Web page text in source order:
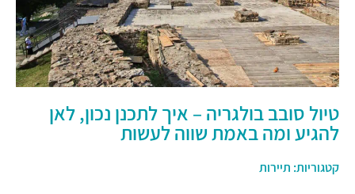
טיול סובב בולגריה – איך לתכנן נכון, לאן
להגיע ומה באמת שווה לעשות
קטגוריות: תיירות